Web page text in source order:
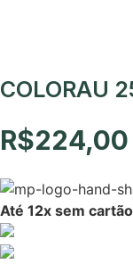
COLORAU
R$224,00
Até 12x sem cartão